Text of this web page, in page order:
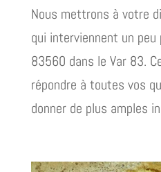
Nous mettrons à votre
qui interviennent un
83560 dans le Var 83.
répondre à toutes vos
donner de plus amples